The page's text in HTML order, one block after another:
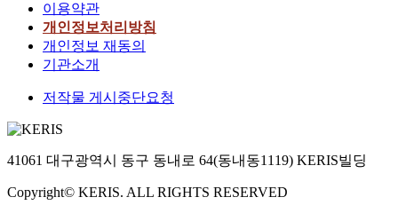
이용약관
개인정보처리방침
개인정보 재동의
기관소개
저작물 게시중단요청
41061 대구광역시 동구 동내로 64(동내동1119) KERIS빌딩
Copyright© KERIS. ALL RIGHTS RESERVED